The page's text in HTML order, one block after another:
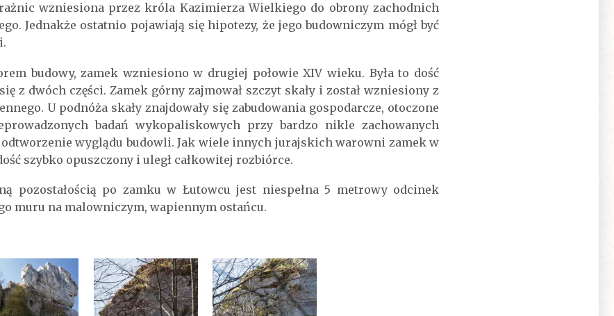
wzniesiona przez króla Kazimierza Wielkiego do obrony zachodnich
Jednakże ostatnio pojawiają się hipotezy, że jego budowniczym mógł być
budowy, zamek wzniesiono w drugiej połowie XIV wieku. Była to dość
z dwóch części. Zamek górny zajmował szczyt skały i został wzniesiony z
U podnóża skały znajdowały się zabudowania gospodarcze, otoczone
badań wykopaliskowych przy bardzo nikle zachowanych
wyglądu budowli. Jak wiele innych jurajskich warowni zamek w
szybko opuszczony i uległ całkowitej rozbiórce.
pozostałością po zamku w Łutowcu jest niespełna 5 metrowy odcinek
muru na malowniczym, wapiennym ostańcu.